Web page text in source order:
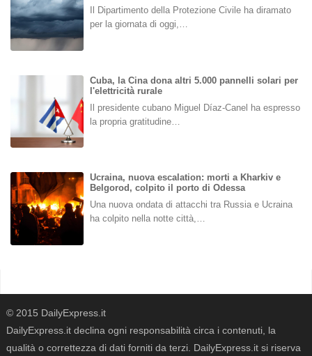
Il Dipartimento della Protezione Civile ha diramato
per la giornata di oggi,…
Cuba, la Cina dona altri 5.000 pannelli solari per
l'elettricità rurale
Il presidente cubano Miguel Díaz-Canel ha espresso
la propria gratitudine…
Ucraina, nuova escalation: morti a Kharkiv e
Belgorod, colpito il porto di Odessa
Una nuova ondata di attacchi tra Russia e Ucraina
ha colpito nella notte città,…
© 2015 DailyExpress.it
DailyExpress.it declina ogni responsabilità circa i contenuti, la
qualità o correttezza di dati forniti da terzi. DailyExpress.it si riserva